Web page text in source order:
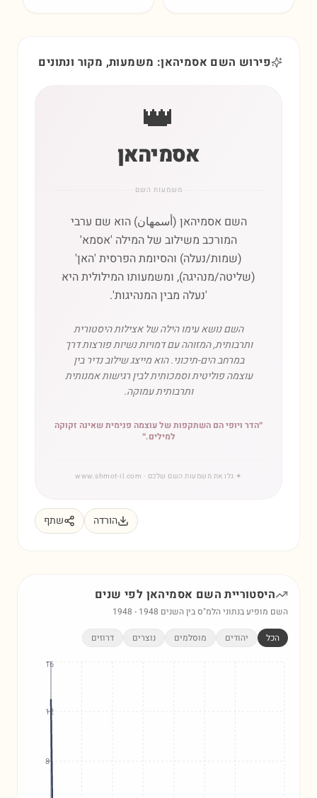
פירוש השם אסמיהאן: משמעות, מקור ונתונים
👑
אסמיהאן
משמעות השם
השם אסמיהאן (أسمهان) הוא שם ערבי
המורכב משילוב של המילה 'אסמא'
(שמות/נעלה) והסיומת הפרסית 'האן'
(שליטה/מנהיגה), ומשמעותו המילולית היא
'נעלה מבין המנהיגות'.
השם נושא עימו הילה של אצילות היסטורית
ותרבותית, המזוהה עם דמויות נשיות פורצות דרך
במרחב הים-תיכוני. הוא מייצג שילוב נדיר בין
עוצמה פוליטית וסמכותית לבין רגישות אמנותית
ותרבותית עמוקה.
״הדר ויופי הם השתקפות של עוצמה פנימית שאינה זקוקה
למילים.״
✦ גלו את משמעות השם שלכם · www.shmot-il.com
הורדה שתף
היסטוריית השם אסמיהאן לפי שנים
השם מופיע בנתוני הלמ"ס בין השנים 1948 - 1948
הכל יהודים מוסלמים נוצרים דרוזים
8
12
16